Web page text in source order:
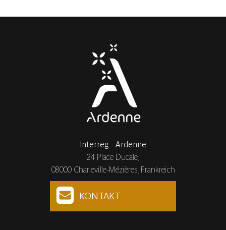
Interreg - Ardenne
24 Place Ducale,
08000 Charleville-Mézières, Frankreich
KONTAKT